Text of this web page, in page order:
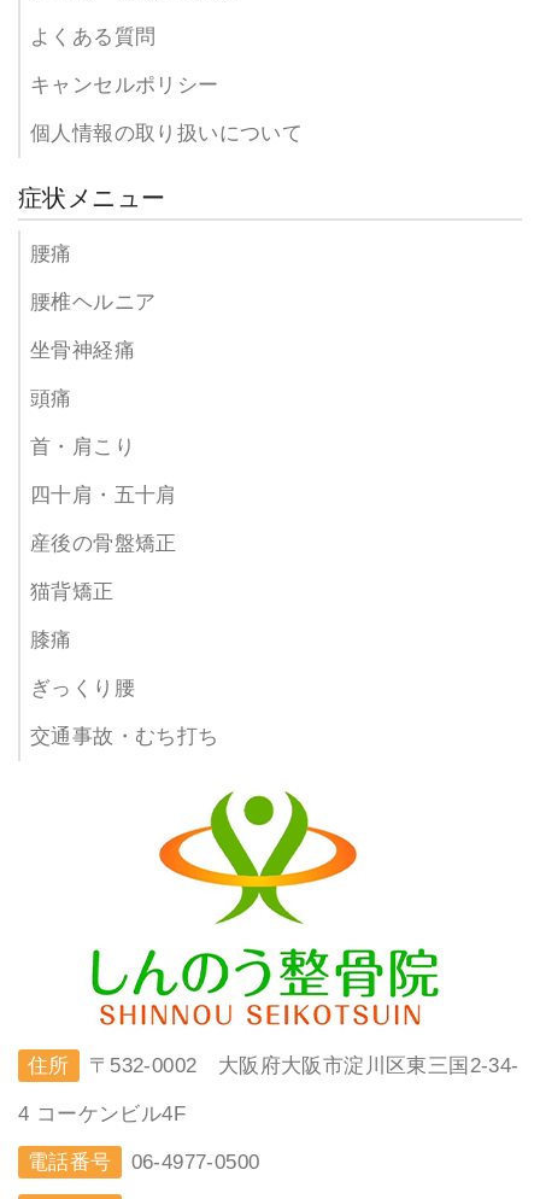
よくある質問
キャンセルポリシー
個人情報の取り扱いについて
症状メニュー
腰痛
腰椎ヘルニア
坐骨神経痛
頭痛
首・肩こり
四十肩・五十肩
産後の骨盤矯正
猫背矯正
膝痛
ぎっくり腰
交通事故・むち打ち
住所 〒532-0002 大阪府大阪市淀川区東三国2-34-
4 コーケンビル4F
電話番号 06-4977-0500